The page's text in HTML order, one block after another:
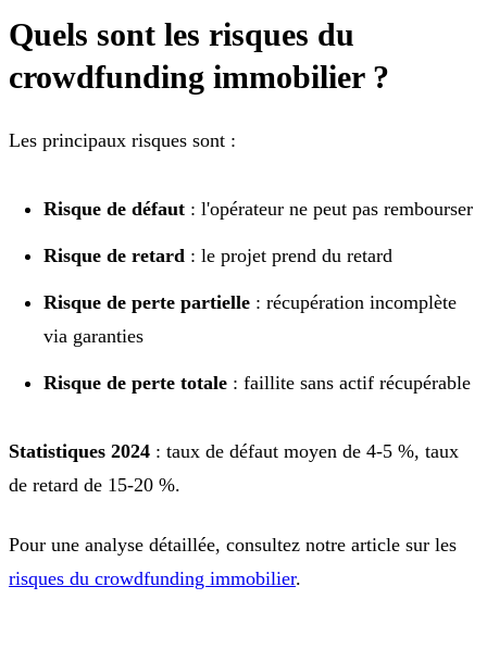
Quels sont les risques du
crowdfunding immobilier ?
Les principaux risques sont :
Risque de défaut : l'opérateur ne peut pas rembourser
Risque de retard : le projet prend du retard
Risque de perte partielle : récupération incomplète
via garanties
Risque de perte totale : faillite sans actif récupérable
Statistiques 2024 : taux de défaut moyen de 4-5 %, taux
de retard de 15-20 %.
Pour une analyse détaillée, consultez notre article sur les
risques du crowdfunding immobilier.